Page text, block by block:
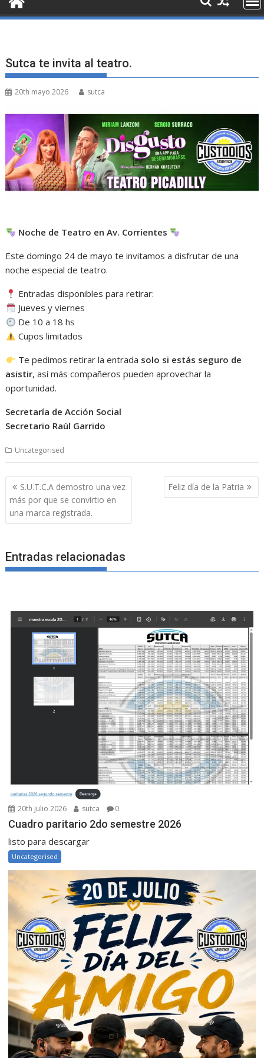
Sutca te invita al teatro.
20th mayo 2026 sutca
Noche de Teatro en Av. Corrientes
Este domingo 24 de mayo te invitamos a disfrutar de una
noche especial de teatro.
Entradas disponibles para retirar:
Jueves y viernes
De 10 a 18 hs
Cupos limitados
Te pedimos retirar la entrada solo si estás seguro de
asistir, así más compañeros pueden aprovechar la
oportunidad.
Secretaría de Acción Social
Secretario Raúl Garrido
Uncategorised
Navegación
de
entradas
S.U.T.C.A demostro una vez
más por que se convirtio en
una marca registrada.
Feliz día de la Patria
Entradas relacionadas
20th julio 2026 sutca 0
Cuadro paritario 2do semestre 2026
listo para descargar
Uncategorised